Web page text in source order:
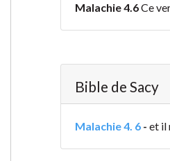
Malachie 4.6Ce
Bible de Sacy
Malachie 4. 6- et il